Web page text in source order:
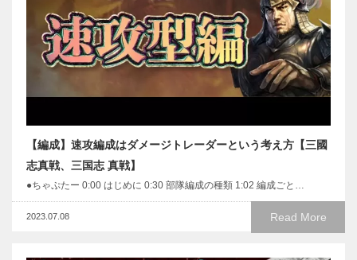
【編成】速攻編成はダメージトレーダーという考え方【三國
志真戦、三国志 真戦】
●ちゃぷたー 0:00 はじめに 0:30 部隊編成の種類 1:02 編成ごと…
Read More
2023.07.08